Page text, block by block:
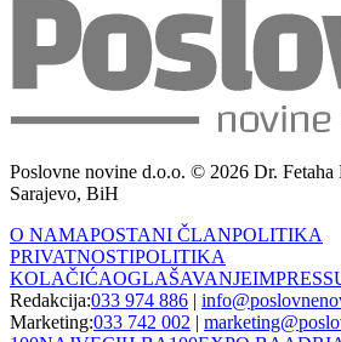
Poslovne novine d.o.o. © 2026 Dr.
Sarajevo, BiH
O NAMAPOSTANI ČLANPOLITIKA
PRIVATNOSTIPOLITIKA
KOLAČIĆAOGLAŠAVANJE
Redakcija:033 974 886 |
Marketing:033 742 002 |